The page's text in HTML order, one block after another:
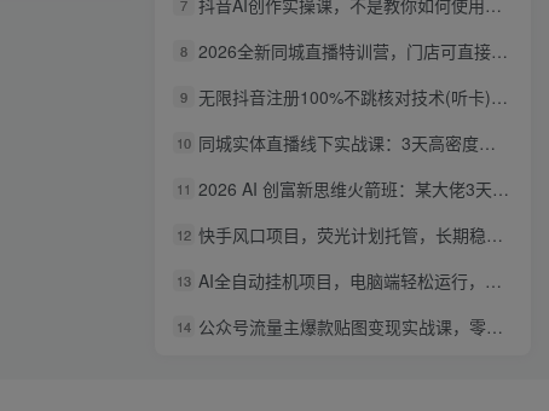
7
8 2026全新同城直播特训营，门店可直接套用的落地方法，助力实体商家打通线上同城流量渠道
9 无限抖音注册100%不跳核对技术(听卡)，有需要自测，不保证百分百
10 同城实体直播线下实战课：3天高密度教学，1V1定制货盘话术快速实现同城爆店
11 2026 AI 创富新思维火箭班：某大佬3天私房课，一人公司实体获客商机洞察
12 快手风口项目，荧光计划托管，长期稳定，适合批量做
13 AI全自动挂机项目，电脑端轻松运行，稳定日入500+，零门槛上手
14 公众号流量主爆款贴图变现实战课，零基础AI一键出图，轻松日入100+稳定收益